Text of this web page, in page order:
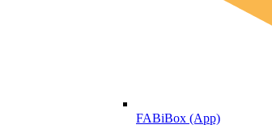
FABiBox (App)